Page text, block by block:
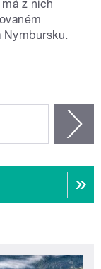
z nich
Nymbursku.